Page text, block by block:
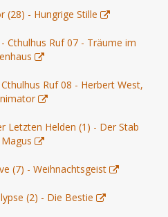
(28) - Hungrige Stille
Cthulhus Ruf 07 - Träume im
Ruf 08 - Herbert West,
Letzten Helden (1) - Der Stab
(7) - Weihnachtsgeist
(2) - Die Bestie